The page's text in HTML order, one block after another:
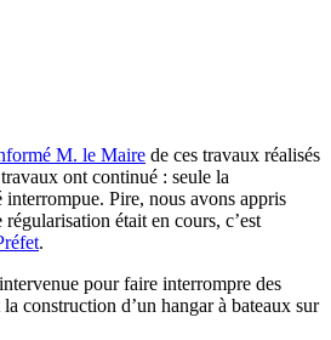
M. le Maire de ces travaux réalisés
ont continué : seule la
interrompue. Pire, nous avons appris
était en cours, c’est
.
pour faire interrompre des
construction d’un hangar à bateaux sur